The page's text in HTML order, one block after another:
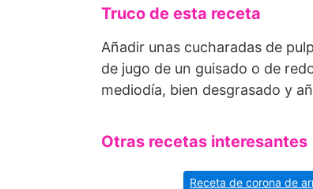
Truco de esta receta
Añadir unas cucharadas de
de jugo de un guisado o de
mediodía, bien desgrasado y
Otras recetas interesantes
Receta de corona de